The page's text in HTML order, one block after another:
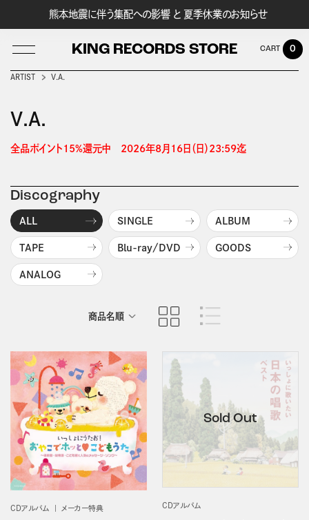
熊本地震に伴う集配への影響 と 夏季休業のお知らせ
KING RECORDS STORE 0
ARTIST V.A.
V.A.
全品ポイント15%還元中　2026年8月16日（日）23:59迄
Discography
ALL SINGLE ALBUM
TAPE Blu-ray/DVD GOODS
ANALOG
商品名順
CDアルバム メーカー特典 CDアルバム